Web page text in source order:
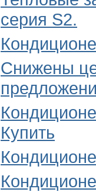
серия S2.
Снижены
Купить